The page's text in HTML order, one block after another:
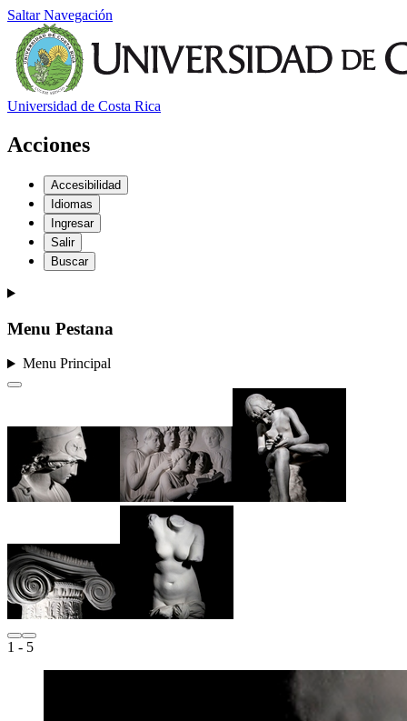
Saltar Navegación
Universidad de Costa Rica
Acciones
Accesibilidad
Idiomas
Ingresar
Salir
Buscar
Menu Pestana
Menu Principal
1 - 5